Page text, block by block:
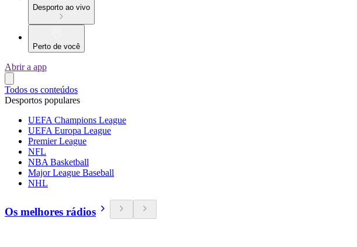
Desporto ao vivo
Perto de você
Abrir a app
Todos os conteúdos
Desportos populares
UEFA Champions League
UEFA Europa League
Premier League
NFL
NBA Basketball
Major League Baseball
NHL
Os melhores rádios